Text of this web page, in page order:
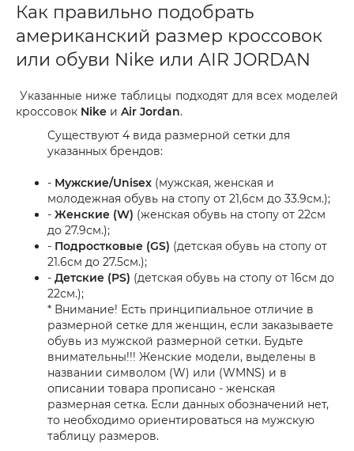
Как правильно подобрать
американский размер кроссовок
или обуви Nike или AIR JORDAN
Указанные ниже таблицы подходят для всех моделей
кроссовок Nike и Air Jordan.
Существуют 4 вида размерной сетки для
указанных брендов:
- Мужские/Unisex (мужская, женская и
молодежная обувь на стопу от 21,6см до 33.9см.);
- Женские (W) (женская обувь на стопу от 22см
до 27.9см.);
- Подростковые (GS) (детская обувь на стопу от
21.6см до 27.5см.);
- Детские (PS) (детская обувь на стопу от 16см до
22см.);
* Внимание! Есть принципиальное отличие в
размерной сетке для женщин, если заказываете
обувь из мужской размерной сетки. Будьте
внимательны!!! Женские модели, выделены в
названии символом (W) или (WMNS) и в
описании товара прописано - женская
размерная сетка. Если данных обозначений нет,
то необходимо ориентироваться на мужскую
таблицу размеров.